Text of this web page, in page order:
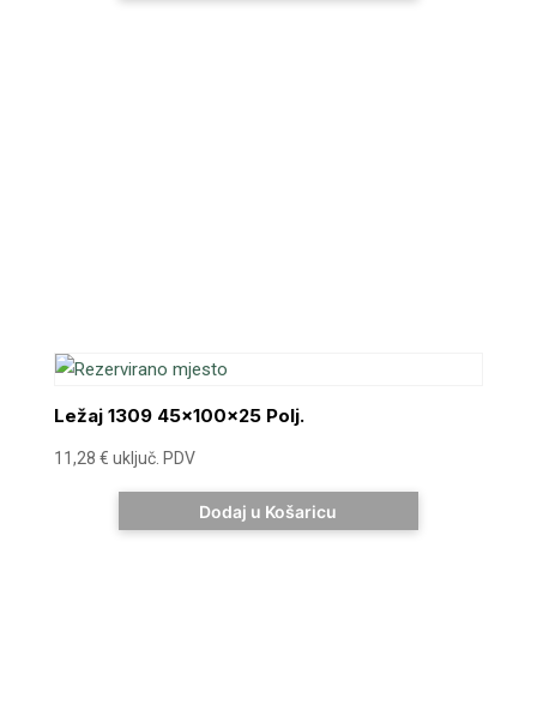
Ležaj 1309 45x100x25 Polj.
11,28 € uključ. PDV
Dodaj u Košaricu